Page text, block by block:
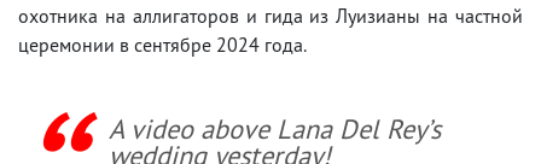
охотника на аллигаторов и гида из Луизианы на частной
церемонии в сентябре 2024 года.
A video above Lana Del Rey’s
wedding yesterday!